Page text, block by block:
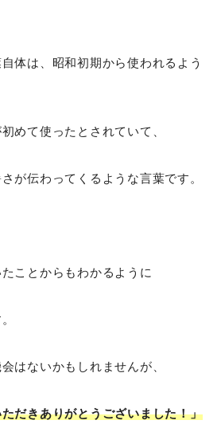
体は、昭和初期から使われるよう
めて使ったとされていて、
が伝わってくるような言葉です。
ことからもわかるように
はないかもしれませんが、
だきありがとうございました！」